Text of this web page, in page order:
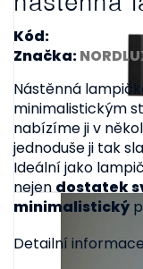
Kód:
Značka:
Nástěnná
minimalistickým
nabízíme ji v
jednoduše ji tak
Ideální jako
nejen dostatek
minimalistický
Detailní informace